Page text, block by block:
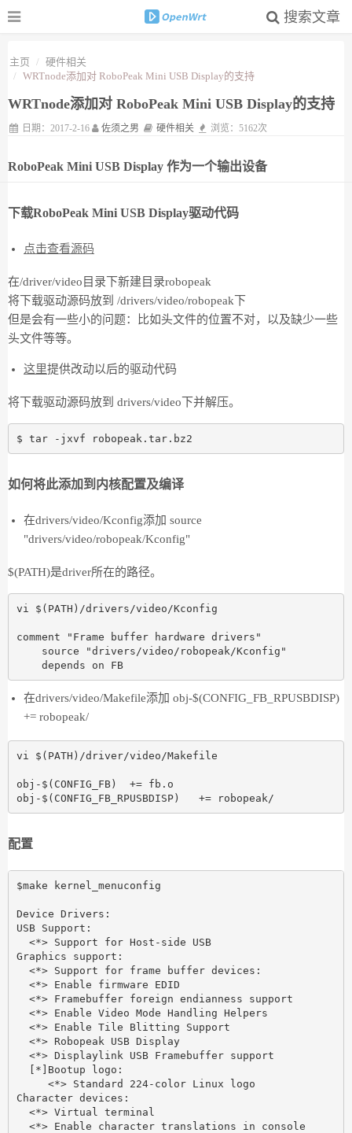
搜索文章
主页
硬件相关
WRTnode添加对 RoboPeak Mini USB Display的支持
WRTnode添加对 RoboPeak Mini USB Display的支持
日期：2017-2-16 佐须之男 硬件相关 浏览：5162次
RoboPeak Mini USB Display 作为一个输出设备
下载RoboPeak Mini USB Display驱动代码
点击查看源码
在/driver/video目录下新建目录robopeak
将下载驱动源码放到 /drivers/video/robopeak下
但是会有一些小的问题：比如头文件的位置不对，以及缺少一些
头文件等等。
这里提供改动以后的驱动代码
将下载驱动源码放到 drivers/video下并解压。
如何将此添加到内核配置及编译
在drivers/video/Kconfig添加 source
"drivers/video/robopeak/Kconfig"
$(PATH)是driver所在的路径。
vi $(PATH)/drivers/video/Kconfig
comment "Frame buffer hardware drivers"
    source "drivers/video/robopeak/Kconfig"
    depends on FB
在drivers/video/Makefile添加 obj-$(CONFIG_FB_RPUSBDISP)
+= robopeak/
vi $(PATH)/driver/video/Makefile
obj-$(CONFIG_FB)  += fb.o
配置
$make kernel_menuconfig
Device Drivers:
USB Support:
  <*> Support for Host-side USB
Graphics support:
  <*> Support for frame buffer devices:
  <*> Enable firmware EDID
  <*> Framebuffer foreign endianness support
  <*> Enable Video Mode Handling Helpers
  <*> Enable Tile Blitting Support
  <*> Robopeak USB Display
  <*> Displaylink USB Framebuffer support
  [*]Bootup logo:
     <*> Standard 224-color Linux logo
Character devices:
  <*> Virtual terminal
  <*> Enable character translations in console